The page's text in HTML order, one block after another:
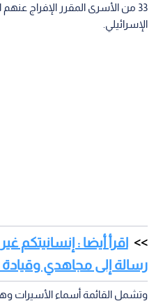
33 من الأسرى المقرر الإفراج
الإسرائيلي.
اقرأ أيضا : إنسانيتكم
رسالة إلى مجاهدي
وتشمل القائمة أسماء